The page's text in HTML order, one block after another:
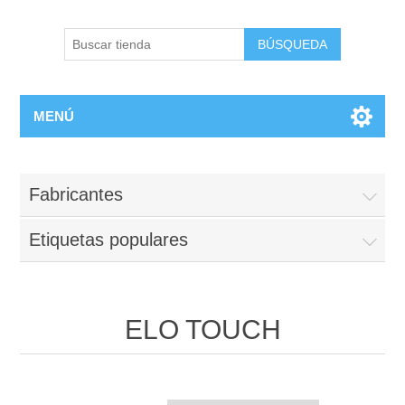
BÚSQUEDA
MENÚ
Fabricantes
Etiquetas populares
ELO TOUCH